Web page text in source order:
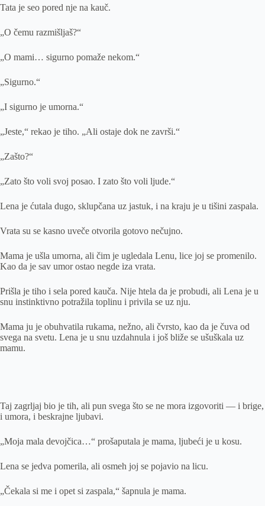
Tata je seo pored nje na kauč.
„O čemu razmišljaš?“
„O mami… sigurno pomaže nekom.“
„Sigurno.“
„I sigurno je umorna.“
„Jeste,“ rekao je tiho. „Ali ostaje dok ne završi.“
„Zašto?“
„Zato što voli svoj posao. I zato što voli ljude.“
Lena je ćutala dugo, sklupčana uz jastuk, i na kraju je u tišini zaspala.
Vrata su se kasno uveče otvorila gotovo nečujno.
Mama je ušla umorna, ali čim je ugledala Lenu, lice joj se promenilo.
Kao da je sav umor ostao negde iza vrata.
Prišla je tiho i sela pored kauča. Nije htela da je probudi, ali Lena je u
snu instinktivno potražila toplinu i privila se uz nju.
Mama ju je obuhvatila rukama, nežno, ali čvrsto, kao da je čuva od
svega na svetu. Lena je u snu uzdahnula i još bliže se ušuškala uz
mamu.
Taj zagrljaj bio je tih, ali pun svega što se ne mora izgovoriti — i brige,
i umora, i beskrajne ljubavi.
„Moja mala devojčica…“ prošaputala je mama, ljubeći je u kosu.
Lena se jedva pomerila, ali osmeh joj se pojavio na licu.
„Čekala si me i opet si zaspala,“ šapnula je mama.